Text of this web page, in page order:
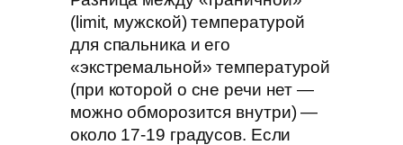
(limit, мужской) температурой
для спальника и его
«экстремальной» температурой
(при которой о сне речи нет —
можно обморозится внутри) —
около 17-19 градусов. Если